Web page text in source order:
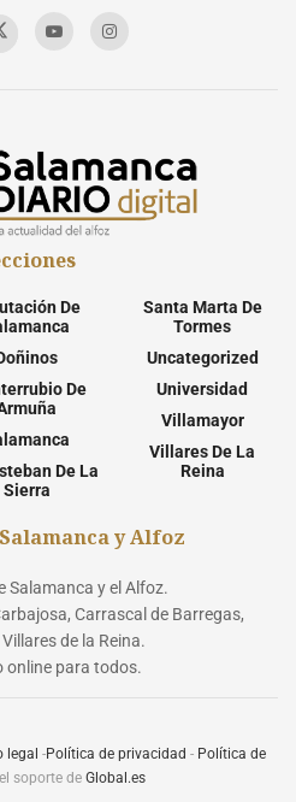
De
De
De La
Sierra
Santa Marta De
Tormes
Uncategorized
Universidad
Villamayor
Villares De La
Reina
y Alfoz
Salamanca y el Alfoz.
Carrascal de Barregas,
de la Reina.
online para todos.
legal -Política de privacidad - Política de
soporte de Global.es